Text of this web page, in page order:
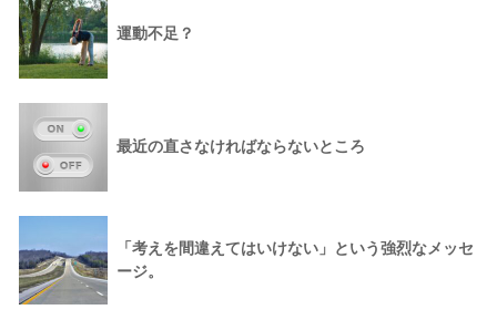
運動不足？
最近の直さなければならないところ
「考えを間違えてはいけない」という強烈なメッセ
ージ。